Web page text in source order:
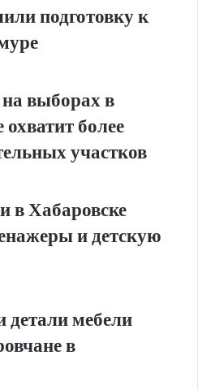
подготовку к
выборах в
более
участков
в Хабаровске
и детскую
мебели
в